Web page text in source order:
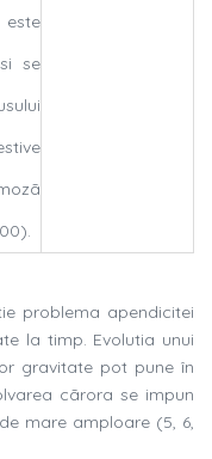
se
problema apendicitei
la timp. Evolutia unui
gravitate pot pune în
cãrora se impun
mare amploare (5, 6,